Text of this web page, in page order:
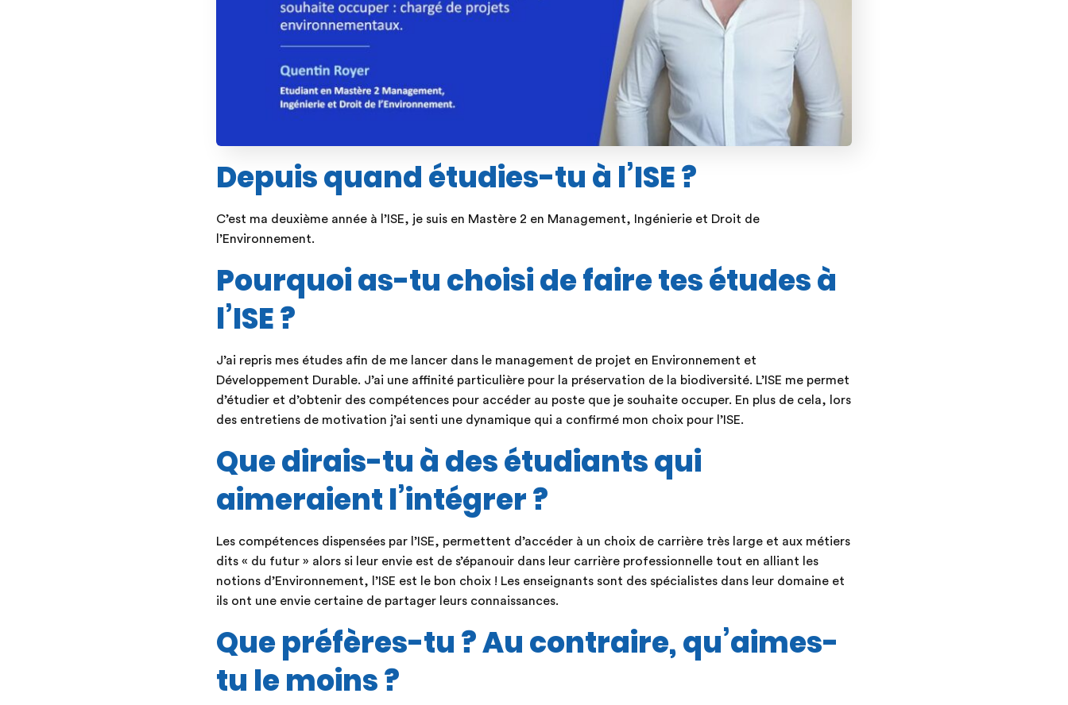
Depuis quand étudies-tu à l’ISE ?
C’est ma deuxième année à l’ISE, je suis en Mastère 2 en Management, Ingénierie et Droit de
l’Environnement.
Pourquoi as-tu choisi de faire tes études à
l’ISE ?
J’ai repris mes études afin de me lancer dans le management de projet en Environnement et
Développement Durable. J’ai une affinité particulière pour la préservation de la biodiversité. L’ISE me permet
d’étudier et d’obtenir des compétences pour accéder au poste que je souhaite occuper. En plus de cela, lors
des entretiens de motivation j’ai senti une dynamique qui a confirmé mon choix pour l’ISE.
Que dirais-tu à des étudiants qui
aimeraient l’intégrer ?
Les compétences dispensées par l’ISE, permettent d’accéder à un choix de carrière très large et aux métiers
dits « du futur » alors si leur envie est de s’épanouir dans leur carrière professionnelle tout en alliant les
notions d’Environnement, l’ISE est le bon choix ! Les enseignants sont des spécialistes dans leur domaine et
ils ont une envie certaine de partager leurs connaissances.
Que préfères-tu ? Au contraire, qu’aimes-
tu le moins ?